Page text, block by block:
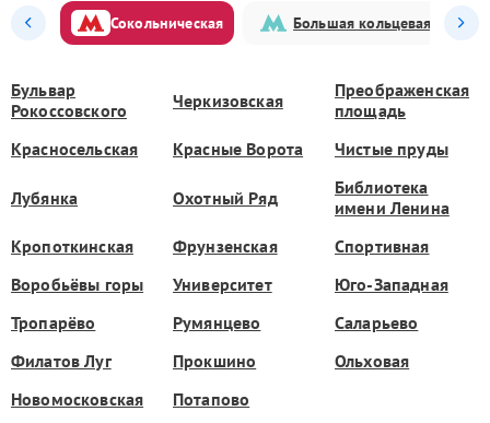
Сокольническая Большая кольцевая
Бульвар
Рокоссовского
Черкизовская
Преображенская
площадь
Красносельская
Красные Ворота Чистые пруды
Лубянка Охотный Ряд
Библиотека
имени Ленина
Кропоткинская
Фрунзенская
Спортивная
Воробьёвы горы
Университет
Юго-Западная
Тропарёво
Румянцево
Саларьево
Филатов Луг
Прокшино
Ольховая
Новомосковская
Потапово